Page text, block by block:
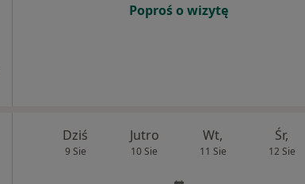
Poproś o wizytę
Dziś
9 Sie
Jutro
10 Sie
Wt,
11 Sie
Śr,
12 Sie